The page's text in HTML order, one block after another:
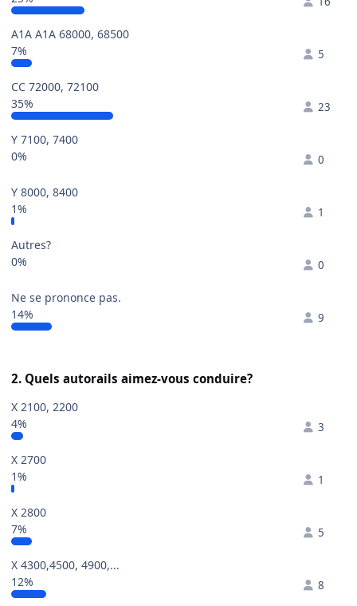
A1A A1A 68000, 68500
7%
5
CC 72000, 72100
35%
23
Y 7100, 7400
0%
0
Y 8000, 8400
1%
1
Autres?
0%
0
Ne se prononce pas.
14%
9
2. Quels autorails aimez-vous conduire?
X 2100, 2200
4%
3
X 2700
1%
1
X 2800
7%
5
X 4300,4500, 4900,...
12%
8